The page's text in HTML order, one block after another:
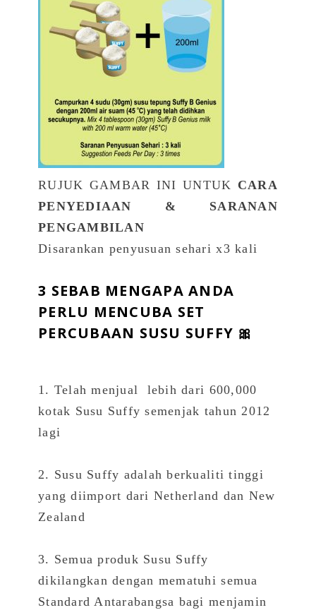
RUJUK GAMBAR INI UNTUK CARA
PENYEDIAAN & SARANAN
PENGAMBILAN
Disarankan penyusuan sehari x3 kali
3 SEBAB MENGAPA ANDA
PERLU MENCUBA SET
PERCUBAAN SUSU SUFFY 🎀
1. Telah menjual lebih dari 600,000
kotak Susu Suffy semenjak tahun 2012
lagi
2. Susu Suffy adalah berkualiti tinggi
yang diimport dari Netherland dan New
Zealand
3. Semua produk Susu Suffy
dikilangkan dengan mematuhi semua
Standard Antarabangsa bagi menjamin